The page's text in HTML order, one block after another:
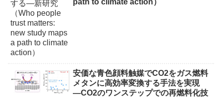
安価な青色顔料触媒でCO2をガス燃料
メタンに高効率変換する手法を実現
―CO2のワンステップでの再燃料化技